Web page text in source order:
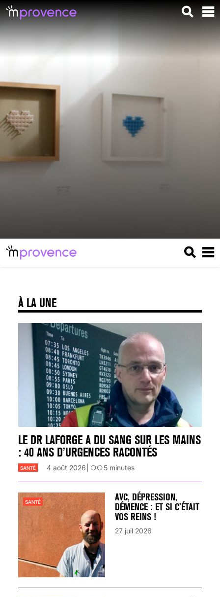
À LA UNE
LE DR LAFORGE A DU SANG SUR LES MAINS
: 40 ANS D’URGENCES RACONTÉS
SANTÉ 4 août 2026 5 minutes
AVC, DÉPRESSION,
DÉMENCE : ET SI C’ÉTAIT
VOS REINS !
SANTÉ
27 juil 2026